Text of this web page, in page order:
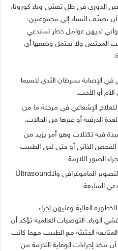
الدوري في ظل تفشي وباء كورونا،
نصنّف النساء إلى مجموعتين؛
لديهن عوامل خطر تستدعي
المختص ولا يحتمل وضعها أي
في الإصابة بسرطان الثدي لاسيما
أو الأخت.
الإشعاعي في مرحلة ما من
الدرقية أو غيرها من الحالات.
فيه تكتلات وهو أمر يزيد من
الذاتي أو حتى لدى الطبيب
الصور اللازمة.
السيدة التي سبق وخضعت لتصوير الماموغرافي والـUltrasound
المتابعة.
العالية وعليهن إجراء
الوباء. التوصيات العالمية تؤكد أن
الحثيثة مع الطبيب مهما كانت
تتخذ إجراءات الوقاية اللازمة من